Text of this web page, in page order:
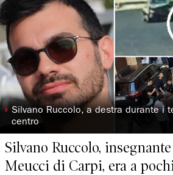
◗ Silvano Ruccolo, a destra durante i
centro
Silvano Ruccolo,
Meucci di Carpi, era a